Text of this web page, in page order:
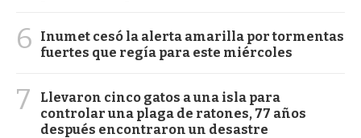
6
Inumet cesó la alerta amarilla por tormentas
fuertes que regía para este miércoles
7
Llevaron cinco gatos a una isla para
controlar una plaga de ratones, 77 años
después encontraron un desastre